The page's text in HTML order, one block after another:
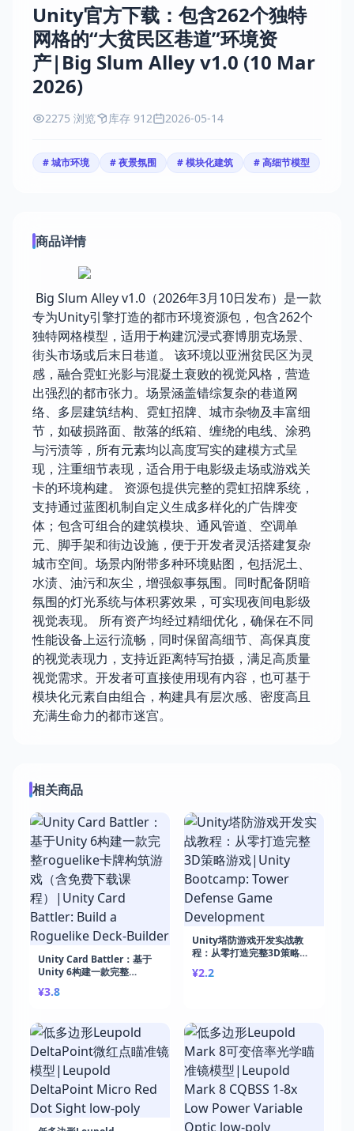
Unity官方下载：包含262个独特
网格的“大贫民区巷道”环境资
产|Big Slum Alley v1.0 (10 Mar
2026)
2275 浏览 库存 912 2026-05-14
# 城市环境 # 夜景氛围 # 模块化建筑 # 高细节模型
商品详情
Big Slum Alley v1.0（2026年3月10日发布）是一款
专为Unity引擎打造的都市环境资源包，包含262个
独特网格模型，适用于构建沉浸式赛博朋克场景、
街头市场或后末日巷道。 该环境以亚洲贫民区为灵
感，融合霓虹光影与混凝土衰败的视觉风格，营造
出强烈的都市张力。场景涵盖错综复杂的巷道网
络、多层建筑结构、霓虹招牌、城市杂物及丰富细
节，如破损路面、散落的纸箱、缠绕的电线、涂鸦
与污渍等，所有元素均以高度写实的建模方式呈
现，注重细节表现，适合用于电影级走场或游戏关
卡的环境构建。 资源包提供完整的霓虹招牌系统，
支持通过蓝图机制自定义生成多样化的广告牌变
体；包含可组合的建筑模块、通风管道、空调单
元、脚手架和街边设施，便于开发者灵活搭建复杂
城市空间。场景内附带多种环境贴图，包括泥土、
水渍、油污和灰尘，增强叙事氛围。同时配备阴暗
氛围的灯光系统与体积雾效果，可实现夜间电影级
视觉表现。 所有资产均经过精细优化，确保在不同
性能设备上运行流畅，同时保留高细节、高保真度
的视觉表现力，支持近距离特写拍摄，满足高质量
视觉需求。开发者可直接使用现有内容，也可基于
模块化元素自由组合，构建具有层次感、密度高且
充满生命力的都市迷宫。
相关商品
Unity Card Battler：基于
Unity 6构建一款完整
免费下载课程）|Unity Card
Deck-Builder
¥3.8
Unity塔防游戏开发实战教
程：从零打造完整3D策略游
Defense Game
¥2.2